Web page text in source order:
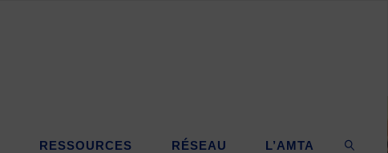
RESSOURCES RÉSEAU L’AMTA